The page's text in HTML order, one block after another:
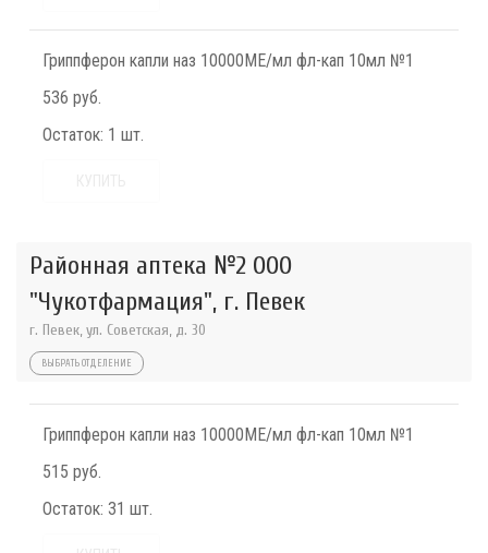
Гриппферон капли наз 10000МЕ/мл фл-кап 10мл №1
536 руб.
Остаток: 1 шт.
Районная аптека №2 ООО
"Чукотфармация", г. Певек
г. Певек, ул. Советская, д. 30
ВЫБРАТЬ ОТДЕЛЕНИЕ
Гриппферон капли наз 10000МЕ/мл фл-кап 10мл №1
515 руб.
Остаток: 31 шт.